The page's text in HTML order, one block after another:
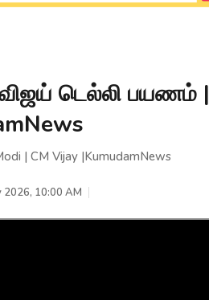
டெல்லி பயணம் |
| CM Vijay |KumudamNews
2026, 10:00 AM